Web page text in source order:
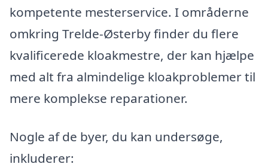
kompetente mesterservice. I områderne
omkring Trelde-Østerby finder du flere
kvalificerede kloakmestre, der kan hjælpe
med alt fra almindelige kloakproblemer til
mere komplekse reparationer.
Nogle af de byer, du kan undersøge,
inkluderer: